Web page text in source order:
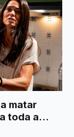
matar
toda a